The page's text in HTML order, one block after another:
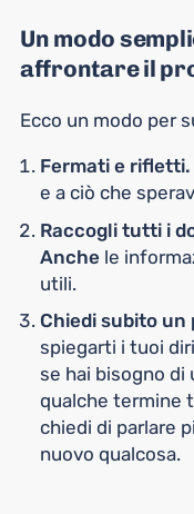
Un modo
affrontare il
Ecco un modo per
Fermati e rifletti.
e a ciò che
Raccogli tutti i
Anche le
utili.
Chiedi subito un
spiegarti i tuoi
se hai bisogno di
qualche termine
chiedi di parlare
nuovo qualcosa.